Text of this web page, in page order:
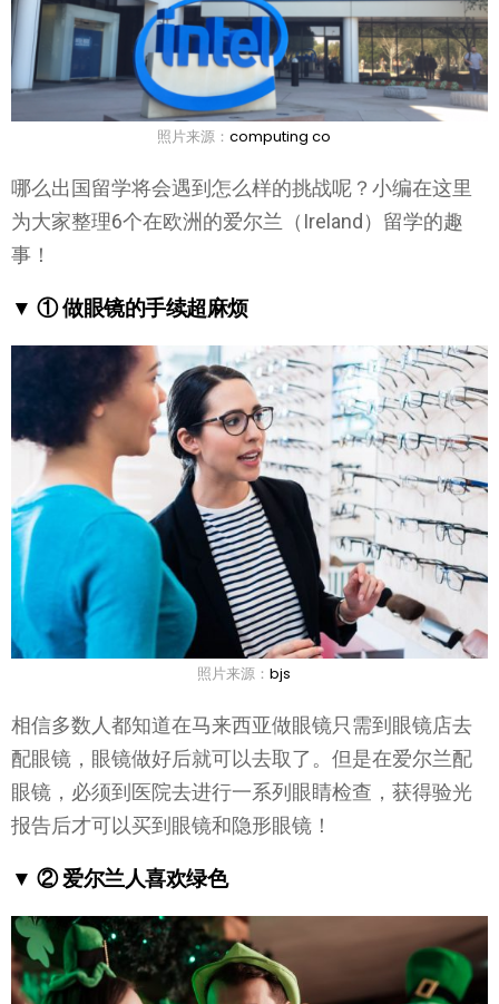
照片来源： computing co
哪么出国留学将会遇到怎么样的挑战呢？小编在这里
为大家整理6个在欧洲的爱尔兰（Ireland）留学的趣
事！
▼ ① 做眼镜的手续超麻烦
照片来源： bjs
相信多数人都知道在马来西亚做眼镜只需到眼镜店去
配眼镜，眼镜做好后就可以去取了。但是在爱尔兰配
眼镜，必须到医院去进行一系列眼睛检查，获得验光
报告后才可以买到眼镜和隐形眼镜！
▼ ② 爱尔兰人喜欢绿色